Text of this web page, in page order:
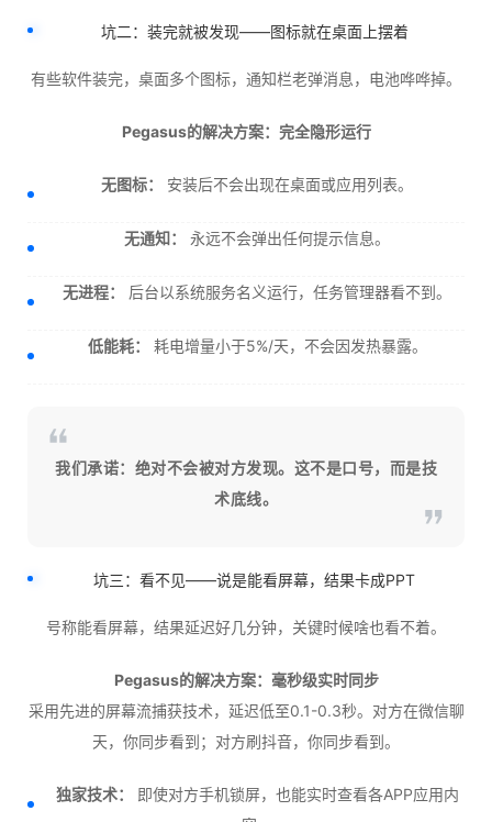
坑二：装完就被发现——图标就在桌面上摆着
有些软件装完，桌面多个图标，通知栏老弹消息，电池哗哗掉。
Pegasus的解决方案：完全隐形运行
无图标： 安装后不会出现在桌面或应用列表。
无通知： 永远不会弹出任何提示信息。
无进程： 后台以系统服务名义运行，任务管理器看不到。
低能耗： 耗电增量小于5%/天，不会因发热暴露。
我们承诺：绝对不会被对方发现。这不是口号，而是技
术底线。
坑三：看不见——说是能看屏幕，结果卡成PPT
号称能看屏幕，结果延迟好几分钟，关键时候啥也看不着。
Pegasus的解决方案：毫秒级实时同步
采用先进的屏幕流捕获技术，延迟低至0.1-0.3秒。对方在微信聊
天，你同步看到；对方刷抖音，你同步看到。
独家技术：
即使对方手机锁屏，也能实时查看各APP应用内